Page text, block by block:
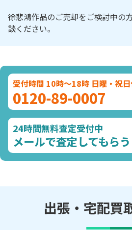
徐悲鴻作品のご売却をご検討中の
談ください。
受付時間 10時～18時 日曜・祝
0120-89-0007
24時間無料査定受付中
メールで査定してもらう
出張・宅配買